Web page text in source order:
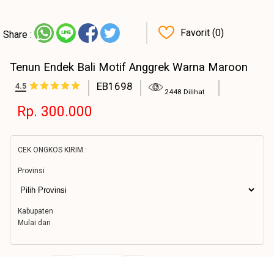
Share : Favorit (0)
Tenun Endek Bali Motif Anggrek Warna Maroon
4.5 EB1698 2448 Dilihat
Rp. 300.000
CEK ONGKOS KIRIM :
Provinsi
Kabupaten
Mulai dari